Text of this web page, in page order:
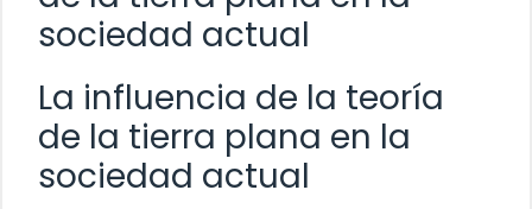
sociedad actual
La influencia de la teoría
de la tierra plana en la
sociedad actual